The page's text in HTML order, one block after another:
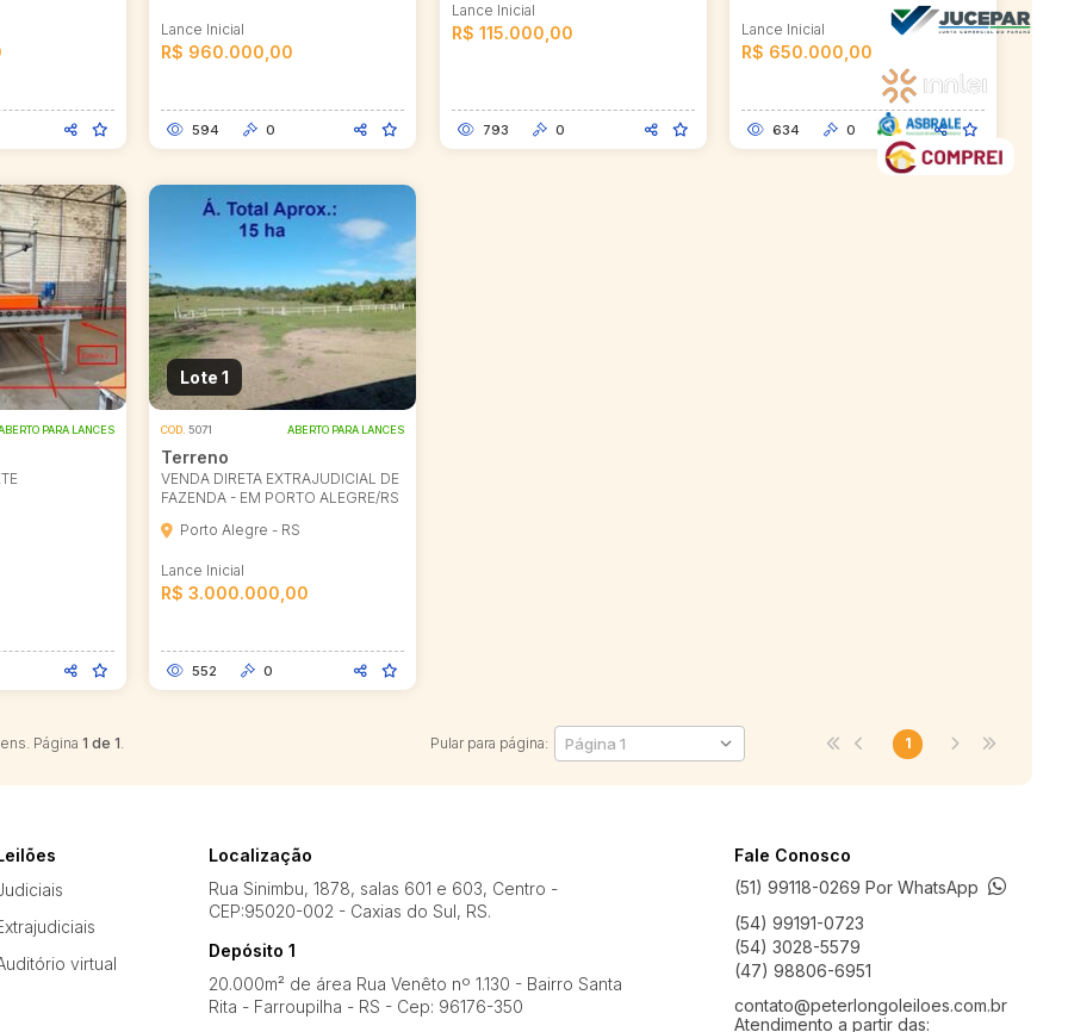
Lance Inicial
R$ 960.000,00
594 0
Lance Inicial
R$ 115.000,00
793 0
Lance Inicial
R$ 650.000,00
634 0
PARA LANCES
Lote 1
COD. 5071 ABERTO PARA LANCES
Terreno
VENDA DIRETA EXTRAJUDICIAL DE
FAZENDA - EM PORTO ALEGRE/RS
Porto Alegre - RS
Lance Inicial
R$ 3.000.000,00
552 0
Página 1 de 1. Pular para página: 1
virtual
Localização
Rua Sinimbu, 1878, salas 601 e 603, Centro -
CEP:95020-002 - Caxias do Sul, RS.
Depósito 1
20.000m² de área Rua Venêto nº 1.130 - Bairro Santa
Rita - Farroupilha - RS - Cep: 96176-350
Fale Conosco
(51) 99118-0269 Por WhatsApp
(54) 99191-0723
(54) 3028-5579
(47) 98806-6951
contato@peterlongoleiloes.com.br
Atendimento a partir das: